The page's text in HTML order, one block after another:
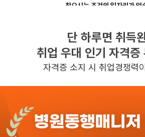
찾으시는 조건의 일자리가 없
반경 3KM 이내의 일자리
단 하루면 취득
취업 우대 인기 자격증
자격증 소지 시 취업경쟁력